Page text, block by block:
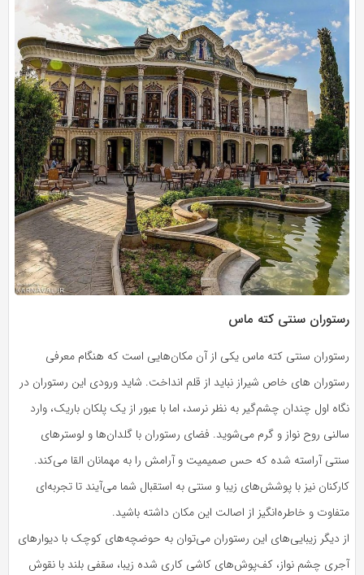
رستوران سنتی کته ماس
رستوران سنتی کته ماس یکی از آن مکان‌هایی است که هنگام معرفی
رستوران های خاص شیراز نباید از قلم انداخت. شاید ورودی این رستوران در
نگاه اول چندان چشم‌گیر به نظر نرسد، اما با عبور از یک پلکان باریک، وارد
سالنی روح نواز و گرم می‌شوید. فضای رستوران با گلدان‌ها و لوسترهای
سنتی آراسته شده که حس صمیمیت و آرامش را به مهمانان القا می‌کند.
کارکنان نیز با پوشش‌های زیبا و سنتی به استقبال شما می‌آیند تا تجربه‌ای
متفاوت و خاطره‌انگیز از اصالت این مکان داشته باشید.
از دیگر زیبایی‌های این رستوران می‌توان به حوضچه‌های کوچک با دیوارهای
آجری چشم نواز، کف‌پوش‌های کاشی کاری شده زیبا، سقفی بلند با نقوش